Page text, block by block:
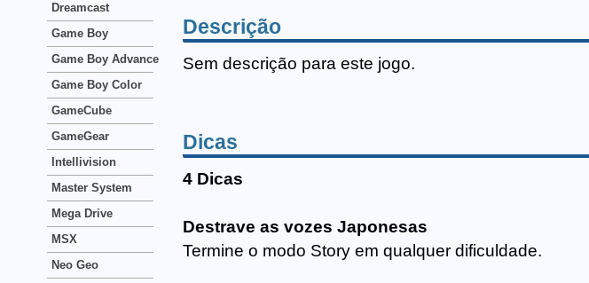
Descrição
Sem descrição para este jogo.
Dicas
4 Dicas
Destrave as vozes Japonesas
Termine o modo Story em qualquer dificuldade.
Dreamcast
Game Boy
Game Boy Advance
Game Boy Color
GameCube
GameGear
Intellivision
Master System
Mega Drive
MSX
Neo Geo